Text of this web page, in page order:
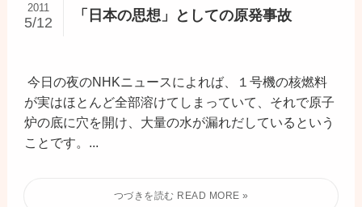
「日本の思想」としての原発事故
2011
5/12
今日の夜のNHKニュースによれば、１号機の核燃料
が実はほとんど全部溶けてしまっていて、それで原子
炉の底に穴を開け、大量の水が漏れだしているという
ことです。...